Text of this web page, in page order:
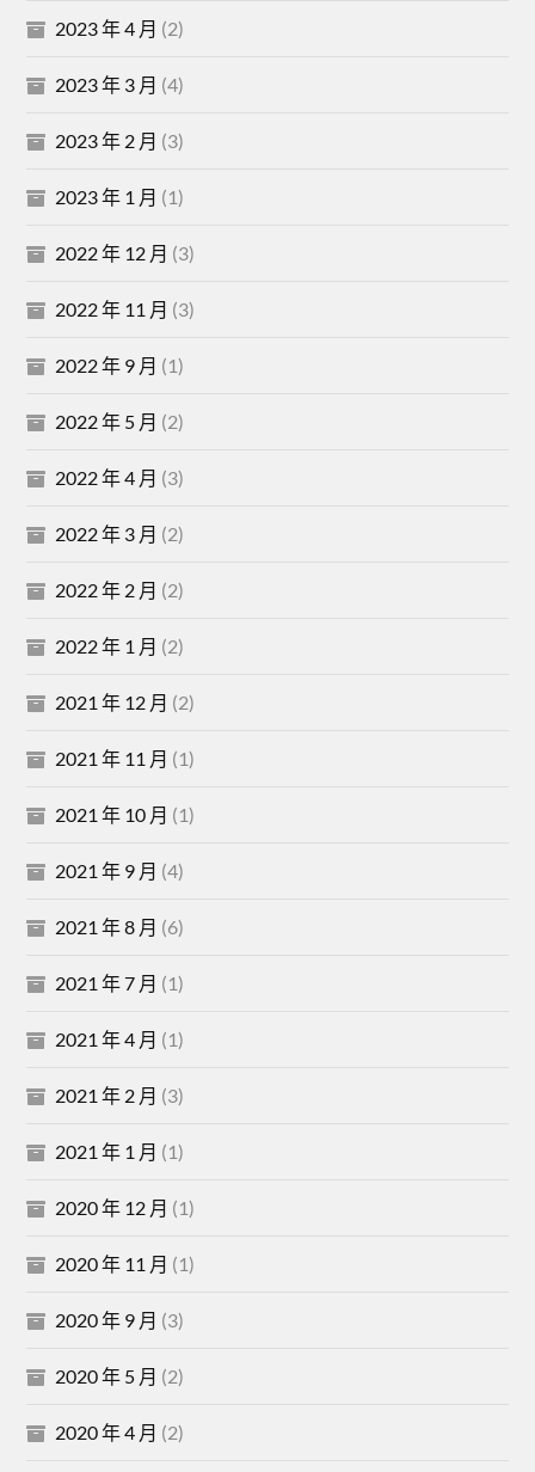
2023 年 4 月 (2)
2023 年 3 月 (4)
2023 年 2 月 (3)
2023 年 1 月 (1)
2022 年 12 月 (3)
2022 年 11 月 (3)
2022 年 9 月 (1)
2022 年 5 月 (2)
2022 年 4 月 (3)
2022 年 3 月 (2)
2022 年 2 月 (2)
2022 年 1 月 (2)
2021 年 12 月 (2)
2021 年 11 月 (1)
2021 年 10 月 (1)
2021 年 9 月 (4)
2021 年 8 月 (6)
2021 年 7 月 (1)
2021 年 4 月 (1)
2021 年 2 月 (3)
2021 年 1 月 (1)
2020 年 12 月 (1)
2020 年 11 月 (1)
2020 年 9 月 (3)
2020 年 5 月 (2)
2020 年 4 月 (2)